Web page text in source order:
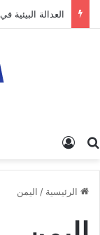
البحث عن
الرئيسية / اليمن